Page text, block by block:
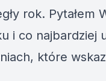
rok. Pytałem
i co najbardziej
które